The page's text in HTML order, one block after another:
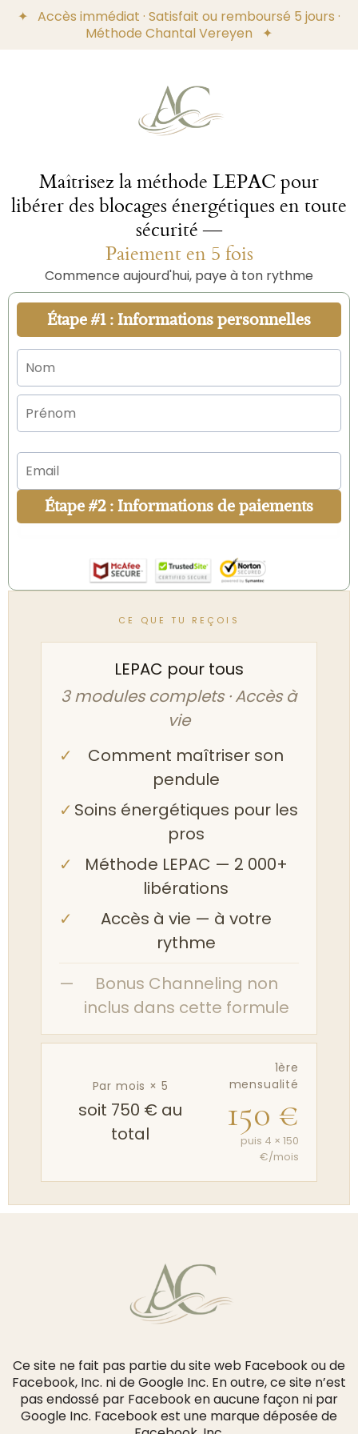
✦ Accès immédiat · Satisfait ou remboursé 5 jours ·
Méthode Chantal Vereyen ✦
Maîtrisez la méthode LEPAC pour
libérer des blocages énergétiques en toute
sécurité —
Paiement en 5 fois
Commence aujourd'hui, paye à ton rythme
Étape #1 : Informations personnelles
Étape #2 : Informations de paiements
CE QUE TU REÇOIS
LEPAC pour tous
3 modules complets · Accès à
vie
✓
Comment maîtriser son
pendule
✓ Soins énergétiques pour les
pros
✓
Méthode LEPAC — 2 000+
libérations
✓
Accès à vie — à votre
rythme
—
Bonus Channeling non
inclus dans cette formule
Par mois × 5
soit 750 € au
total
1ère
mensualité
150 €
puis 4 × 150
€/mois
Ce site ne fait pas partie du site web Facebook ou de
Facebook, Inc. ni de Google Inc. En outre, ce site n’est
pas endossé par Facebook en aucune façon ni par
Google Inc. Facebook est une marque déposée de